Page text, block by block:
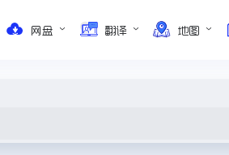
网盘 翻译 地图